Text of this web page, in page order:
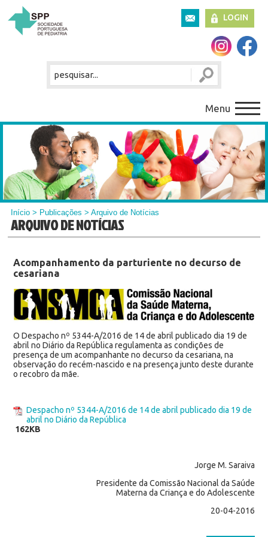
LOGIN
Menu
Início > Publicações > Arquivo de Notícias
ARQUIVO DE NOTÍCIAS
Acompanhamento da parturiente no decurso de
cesariana
O Despacho nº 5344-A/2016 de 14 de abril publicado dia 19 de
abril no Diário da República regulamenta as condições de
presença de um acompanhante no decurso da cesariana, na
observação do recém-nascido e na presença junto deste durante
o recobro da mãe.
Despacho nº 5344-A/2016 de 14 de abril publicado dia 19 de
abril no Diário da República
162KB
Jorge M. Saraiva
Presidente da Comissão Nacional da Saúde
Materna da Criança e do Adolescente
20-04-2016